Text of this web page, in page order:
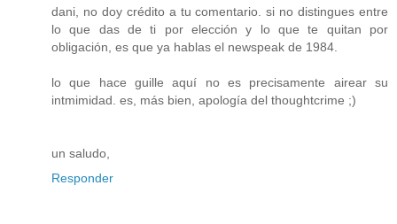
dani, no doy crédito a tu comentario. si no distingues entre
lo que das de ti por elección y lo que te quitan por
obligación, es que ya hablas el newspeak de 1984.
lo que hace guille aquí no es precisamente airear su
intmimidad. es, más bien, apología del thoughtcrime ;)
un saludo,
Responder